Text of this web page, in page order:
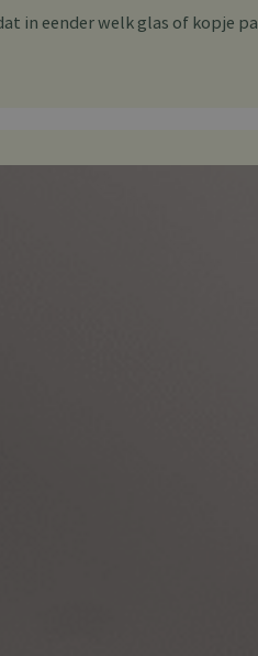
in eender welk glas of kopje